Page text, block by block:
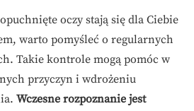
oczy stają się dla Ciebie
warto pomyśleć o regularnych
Takie kontrole mogą pomóc w
przyczyn i wdrożeniu
Wczesne rozpoznanie jest